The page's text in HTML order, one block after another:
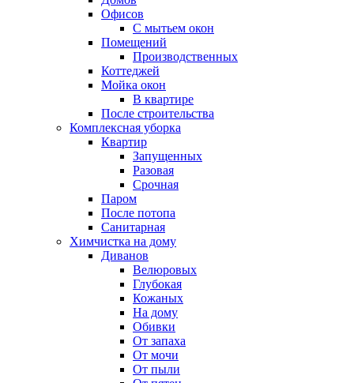
Офисов
С мытьем окон
Помещений
Производственных
Коттеджей
Мойка окон
В квартире
После строительства
Комплексная уборка
Квартир
Запущенных
Разовая
Срочная
Паром
После потопа
Санитарная
Химчистка на дому
Диванов
Велюровых
Глубокая
Кожаных
На дому
Обивки
От запаха
От мочи
От пыли